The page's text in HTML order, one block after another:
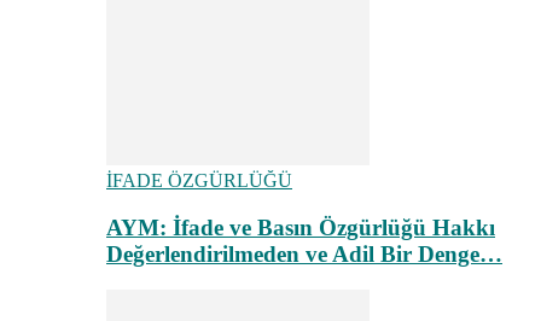
İFADE ÖZGÜRLÜĞÜ
AYM: İfade ve Basın Özgürlüğü Hakkı
Değerlendirilmeden ve Adil Bir Denge…